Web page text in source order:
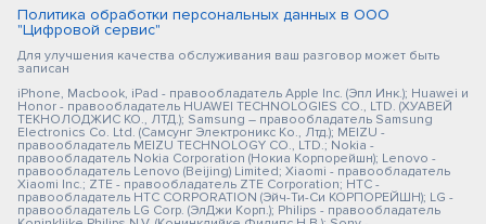
Политика обработки персональных данных в ООО
"Цифровой сервис"
Для улучшения качества обслуживания ваш разговор может быть
записан
iPhone, Macbook, iPad - правообладатель Apple Inc. (Эпл Инк.); Huawei и
Honor - правообладатель HUAWEI TECHNOLOGIES CO., LTD. (ХУАВЕЙ
ТЕКНОЛОДЖИС КО., ЛТД.); Samsung – правообладатель Samsung
Electronics Co. Ltd. (Самсунг Электроникс Ко., Лтд.); MEIZU -
правообладатель MEIZU TECHNOLOGY CO., LTD.; Nokia -
правообладатель Nokia Corporation (Нокиа Корпорейшн); Lenovo -
правообладатель Lenovo (Beijing) Limited; Xiaomi - правообладатель
Xiaomi Inc.; ZTE - правообладатель ZTE Corporation; HTC -
правообладатель HTC CORPORATION (Эйч-Ти-Си КОРПОРЕЙШН); LG -
правообладатель LG Corp. (ЭлДжи Корп.); Philips - правообладатель